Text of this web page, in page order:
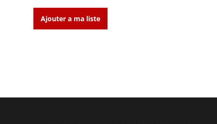
quantitéAjouter a ma liste